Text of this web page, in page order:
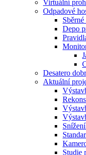
Virtuální
Odpadové
Depo
Desatero
Aktuální
Studie